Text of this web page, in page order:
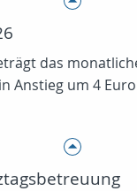
das
Anstieg um 4